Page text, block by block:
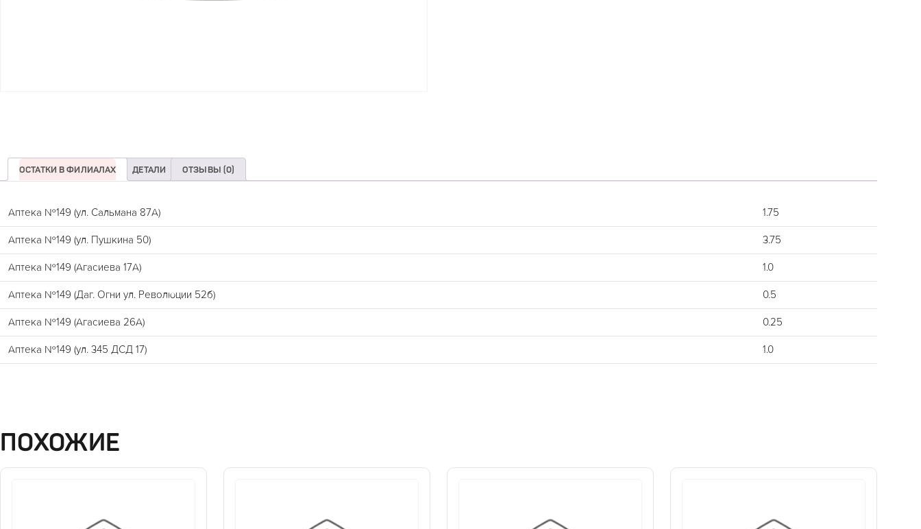
ОСТАТКИ В ФИЛИАЛАХ ДЕТАЛИ ОТЗЫВЫ (0)
Аптека №149 (ул. Сальмана 87А) 1.75
Аптека №149 (ул. Пушкина 50) 3.75
Аптека №149 (Агасиева 17А) 1.0
Аптека №149 (Даг. Огни ул. Революции 52б) 0.5
Аптека №149 (Агасиева 26А) 0.25
Аптека №149 (ул. 345 ДСД 17) 1.0
ПОХОЖИЕ